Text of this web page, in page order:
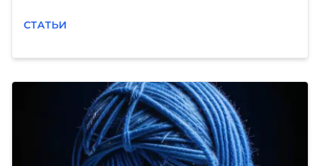
организуем тестирование и QA на нашей
надежность. 1. Планирование тестирования. На
тестирования, которая включает в себя
определение типов тестов, необходимых для
проверки функциональности,
производительности и бе
СТАТЬИ